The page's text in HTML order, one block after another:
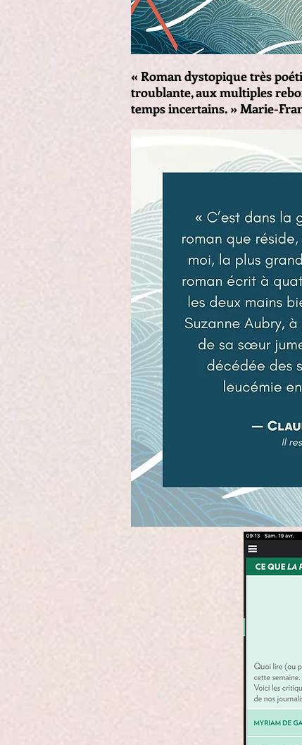
« Roman dystopique très
troublante, aux multiples
temps incertains. » Marie-